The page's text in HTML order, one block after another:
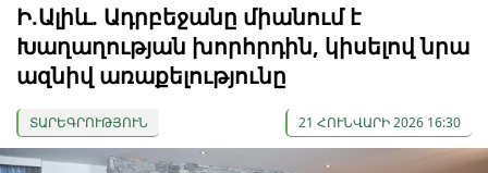
Ի.Ալիև. Ադրբեջանը միանում է
Խաղաղության խորհրդին, կիսելով նրա
ազնիվ առաքելությունը
ՏԱՐԵԳՐՈՒԹՅՈՒՆ 21 ՀՈՒՆՎԱՐԻ 2026 16:30